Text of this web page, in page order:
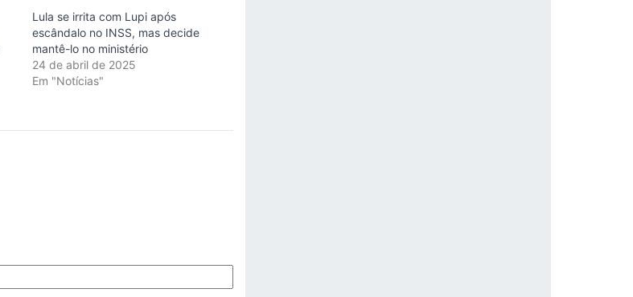
Lula se irrita com Lupi após
escândalo no INSS, mas decide
mantê-lo no ministério
24 de abril de 2025
Em "Notícias"